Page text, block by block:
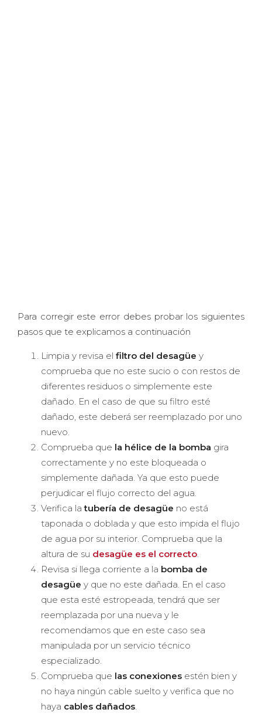
Para corregir este error debes probar los siguientes
pasos que te explicamos a continuación
Limpia y revisa el filtro del desagüe y
comprueba que no este sucio o con restos de
diferentes residuos o simplemente este
dañado. En el caso de que su filtro esté
dañado, este deberá ser reemplazado por uno
nuevo.
Comprueba que la hélice de la bomba gira
correctamente y no este bloqueada o
simplemente dañada. Ya que esto puede
perjudicar el flujo correcto del agua.
Verifica latubería de desagüe no está
taponada o doblada y que esto impida el flujo
de agua por su interior. Comprueba que la
altura de su desagüe es el correcto.
Revisa si llega corriente a la bomba de
desagüe y que no este dañada. En el caso
que esta esté estropeada, tendrá que ser
reemplazada por una nueva y le
recomendamos que en este caso sea
manipulada por un servicio técnico
especializado.
Comprueba que las conexiones estén bien y
no haya ningún cable suelto y verifica que no
haya cables dañados.